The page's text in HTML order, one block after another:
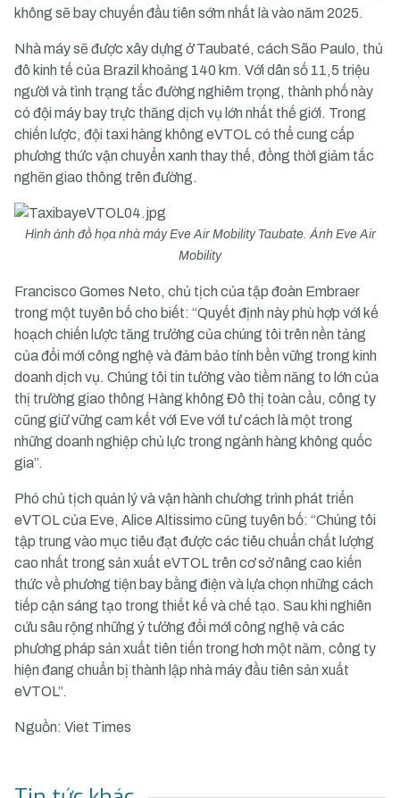
không sẽ bay chuyến đầu tiên sớm nhất là vào năm 2025.
Nhà máy sẽ được xây dựng ở Taubaté, cách São Paulo, thủ
đô kinh tế của Brazil khoảng 140 km. Với dân số 11,5 triệu
người và tình trạng tắc đường nghiêm trọng, thành phố này
có đội máy bay trực thăng dịch vụ lớn nhất thế giới. Trong
chiến lược, đội taxi hàng không eVTOL có thể cung cấp
phương thức vận chuyển xanh thay thế, đồng thời giảm tắc
nghẽn giao thông trên đường.
Hình ảnh đồ họa nhà máy Eve Air Mobility Taubate. Ảnh Eve Air
Mobility
Francisco Gomes Neto, chủ tịch của tập đoàn Embraer
trong một tuyên bố cho biết: “Quyết định này phù hợp với kế
hoạch chiến lược tăng trưởng của chúng tôi trên nền tảng
của đổi mới công nghệ và đảm bảo tính bền vững trong kinh
doanh dịch vụ. Chúng tôi tin tưởng vào tiềm năng to lớn của
thị trường giao thông Hàng không Đô thị toàn cầu, công ty
cũng giữ vững cam kết với Eve với tư cách là một trong
những doanh nghiệp chủ lực trong ngành hàng không quốc
gia”.
Phó chủ tịch quản lý và vận hành chương trình phát triển
eVTOL của Eve, Alice Altissimo cũng tuyên bố: “Chúng tôi
tập trung vào mục tiêu đạt được các tiêu chuẩn chất lượng
cao nhất trong sản xuất eVTOL trên cơ sở nâng cao kiến ​​
thức về phương tiện bay bằng điện và lựa chọn những cách
tiếp cận sáng tạo trong thiết kế và chế tạo. Sau khi nghiên
cứu sâu rộng những ý tưởng đổi mới công nghệ và các
phương pháp sản xuất tiên tiến trong hơn một năm, công ty
hiện đang chuẩn bị thành lập nhà máy đầu tiên sản xuất
eVTOL”.
Nguồn: Viet Times